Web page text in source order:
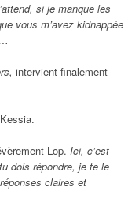
si je manque les
vous m’avez kidnappée
intervient finalement
Lop. Ici, c’est
dois répondre, je te le
claires et